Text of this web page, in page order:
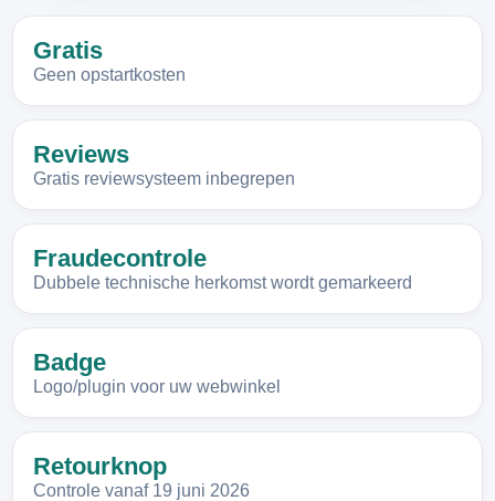
Gratis
Geen opstartkosten
Reviews
Gratis reviewsysteem inbegrepen
Fraudecontrole
Dubbele technische herkomst wordt gemarkeerd
Badge
Logo/plugin voor uw webwinkel
Retourknop
Controle vanaf 19 juni 2026